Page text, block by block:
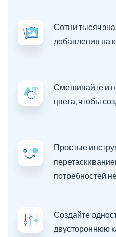
Сотни тысяч
добавления на
Смешивайте и
цвета, чтобы
Простые
потребностей
Создайте
двустороннюю